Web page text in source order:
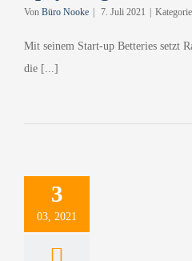
Von Büro Nooke 7. Juli 2021
Mit seinem Start-up Betteries setzt
die [...]
3
03, 2021